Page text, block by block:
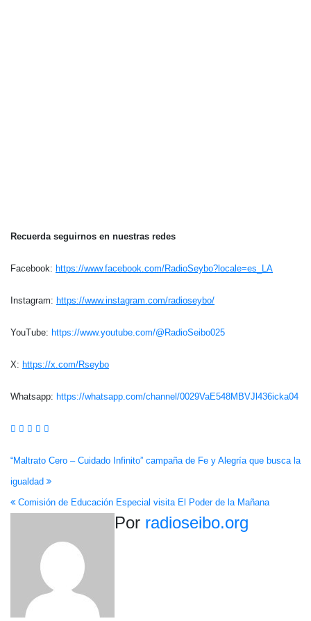
Recuerda seguirnos en nuestras redes
Facebook: https://www.facebook.com/RadioSeybo?locale=es_LA
Instagram: https://www.instagram.com/radioseybo/
YouTube: https://www.youtube.com/@RadioSeibo025
X: https://x.com/Rseybo
Whatsapp: https://whatsapp.com/channel/0029VaE548MBVJl436icka04
Navegación
de
entradas
“Maltrato Cero – Cuidado Infinito” campaña de Fe y Alegría que busca la
igualdad
Comisión de Educación Especial visita El Poder de la Mañana
Por radioseibo.org